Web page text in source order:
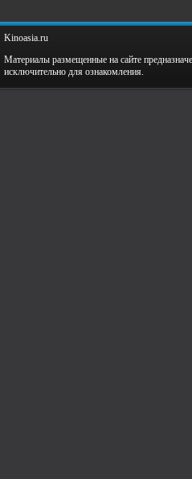
Kinoаsiа.ru
Материалы размещенные на сайте
исключительно для ознакомления.